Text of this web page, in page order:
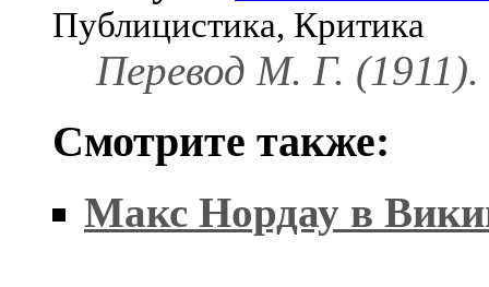
Публицистика, Критика
Перевод М. Г. (1911).
Смотрите также:
Макс Нордау в